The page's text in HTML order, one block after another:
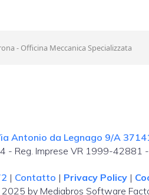
- Officina Meccanica Specializzata
Antonio da Legnago 9/A
- Reg. Imprese VR 1999-42881
| Contatto | Privacy Policy |
2025 by Mediabros Software